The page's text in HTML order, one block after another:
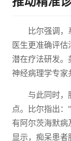
比尔强调
医生更准确评
潜在疗法研发。
神经病理学专家
与此同时，
点。比尔指出
有阿尔茨海默
显示，痴呆患